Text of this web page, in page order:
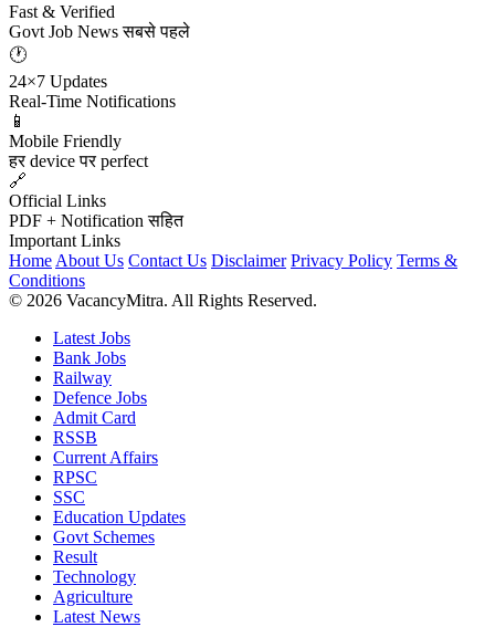
Fast & Verified
Govt Job News सबसे पहले
🕐
24×7 Updates
Real-Time Notifications
📱
Mobile Friendly
हर device पर perfect
🔗
Official Links
PDF + Notification सहित
Important Links
Home About Us Contact Us Disclaimer Privacy Policy Terms &
Conditions
© 2026 VacancyMitra. All Rights Reserved.
Latest Jobs
Bank Jobs
Railway
Defence Jobs
Admit Card
RSSB
Current Affairs
RPSC
SSC
Education Updates
Govt Schemes
Result
Technology
Agriculture
Latest News